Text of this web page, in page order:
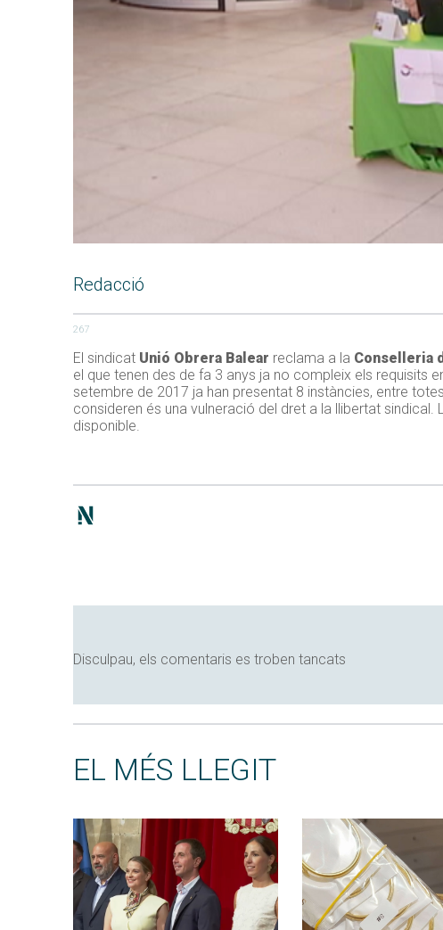
Redacció
267
El sindicat Unió Obrera Balear reclama a la Conselleria
el que tenen des de fa 3 anys ja no compleix els requisits
setembre de 2017 ja han presentat 8 instàncies, entre
consideren és una vulneració del dret a la llibertat sindical.
disponible.
Disculpau, els comentaris es troben tancats
EL MÉS LLEGIT